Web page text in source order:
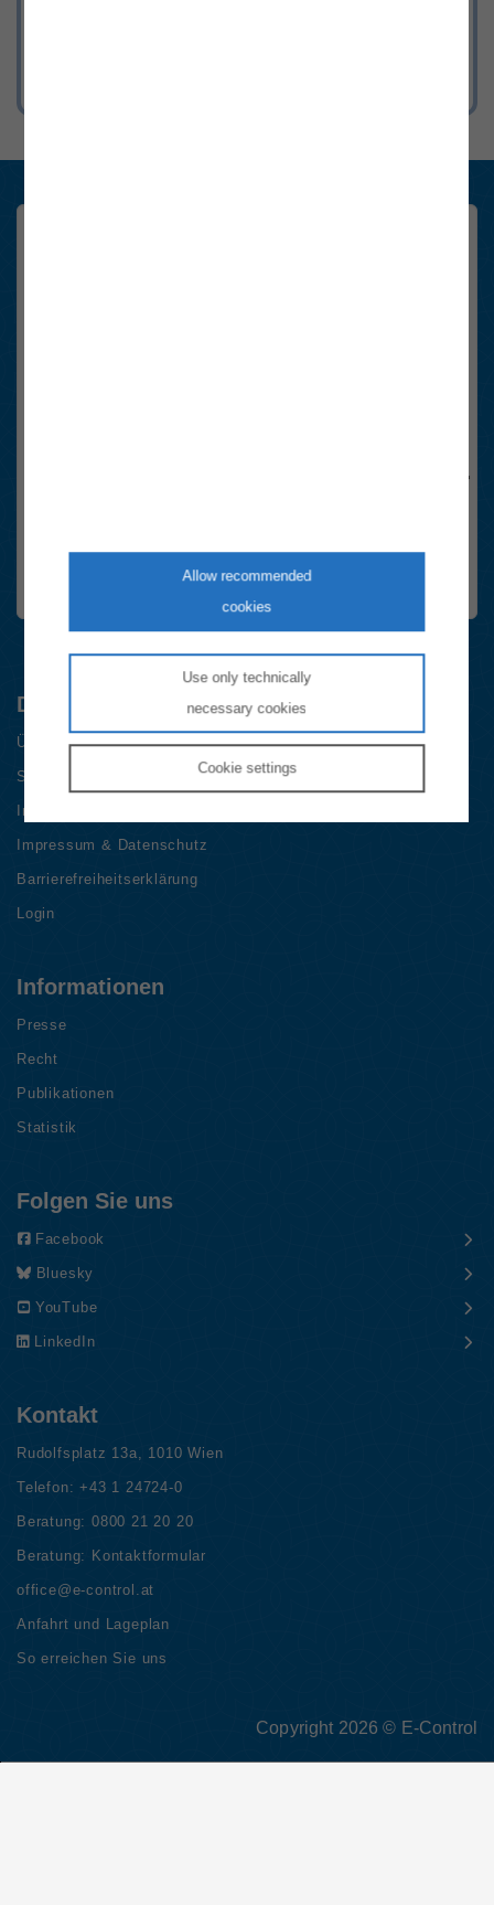
Allow recommended
cookies
Use only technically
necessary cookies
Cookie settings
Die E-Control
Über das Unternehmen
Stellenangebote
International
Impressum & Datenschutz
Barrierefreiheitserklärung
Login
Informationen
Presse
Recht
Publikationen
Statistik
Folgen Sie uns
Facebook
Bluesky
YouTube
LinkedIn
Kontakt
Rudolfsplatz 13a, 1010 Wien
Telefon:+43 1 24724-0
Beratung: 0800 21 20 20
Beratung: Kontaktformular
office@e-control.at
Anfahrt und Lageplan
So erreichen Sie uns
Captcha ⇗
FriendlyCaptcha Checkbox (keine Interaktion)
anmelden
Copyright 2026 © E-Control